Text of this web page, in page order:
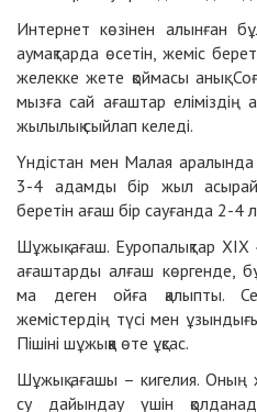
Интернет көзінен алынған
аумақтарда өсетін, жеміс
желекке жете қоймасы анық.
мызға сай ағаштар
жылылық сыйлап келеді.
Үндістан мен Малая аралында
3-4 адамды бір жыл
беретін ағаш бір сауғанда 2-4
Шұжық ағаш. Еуропалықтар
ағаштар­ды алғаш көргенде,
ма деген ойға қалыпты.
жемістердің түсі мен
Пішіні шұжыққа өте ұқсас.
Шұжық ағашы – кигелия. Оның
су дайындау үшін